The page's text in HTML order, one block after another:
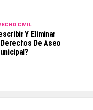
CIVIL
Y Eliminar
De Aseo